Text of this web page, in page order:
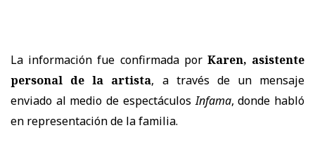
La información fue confirmada por Karen, asistente
personal de la artista, a través de un mensaje
enviado al medio de espectáculosInfama, donde habló
en representación de la familia.